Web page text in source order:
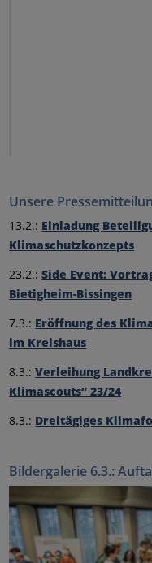
Unsere
13.2.: Einladung
Klimaschutzkonzepts
23.2.:Side Event:
Bietigheim-Bissingen
7.3.: Eröffnung des
im Kreishaus
8.3.:Verleihung
Klimascouts“ 23/24
8.3.: Dreitägiges
Bildergalerie 6.3.: